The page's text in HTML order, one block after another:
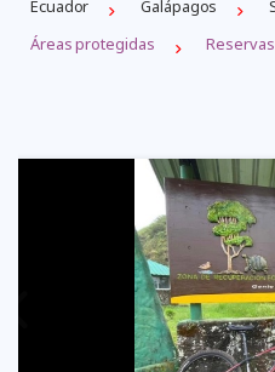
Ecuador Galápagos
Áreas protegidas
Previous